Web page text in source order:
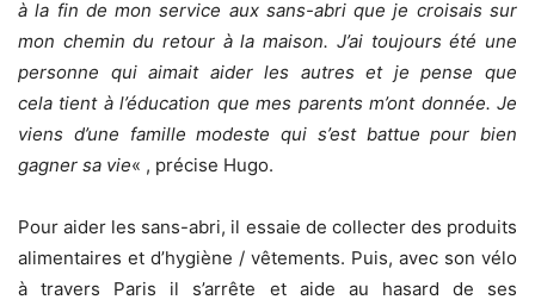
à la fin de mon service aux sans-abri que je croisais sur
mon chemin du retour à la maison. J’ai toujours été une
personne qui aimait aider les autres et je pense que
cela tient à l’éducation que mes parents m’ont donnée. Je
viens d’une famille modeste qui s’est battue pour bien
gagner sa vie« , précise Hugo.
Pour aider les sans-abri, il essaie de collecter des produits
alimentaires et d’hygiène / vêtements. Puis, avec son vélo
à travers Paris il s’arrête et aide au hasard de ses